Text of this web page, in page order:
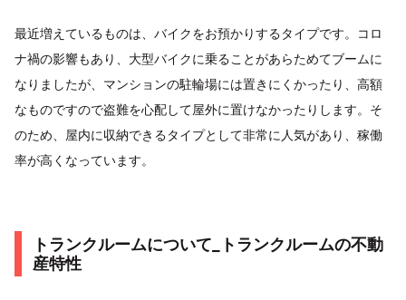
最近増えているものは、バイクをお預かりするタイプです。コロ
ナ禍の影響もあり、大型バイクに乗ることがあらためてブームに
なりましたが、マンションの駐輪場には置きにくかったり、高額
なものですので盗難を心配して屋外に置けなかったりします。そ
のため、屋内に収納できるタイプとして非常に人気があり、稼働
率が高くなっています。
トランクルームについて_トランクルームの不動
産特性